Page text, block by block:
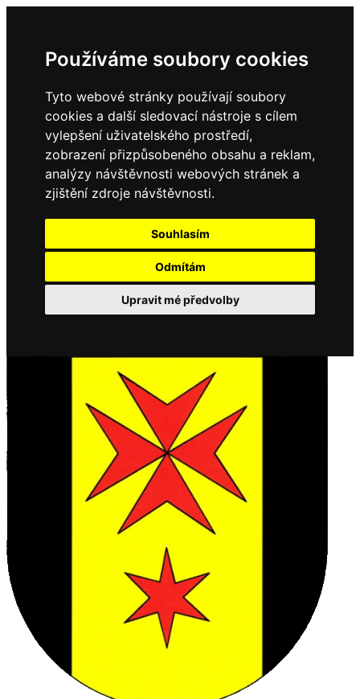
Používáme soubory cookies
Tyto webové stránky používají soubory
cookies a další sledovací nástroje s cílem
vylepšení uživatelského prostředí,
zobrazení přizpůsobeného obsahu a reklam,
analýzy návštěvnosti webových stránek a
zjištění zdroje návštěvnosti.
Souhlasím
Odmítám
Upravit mé předvolby